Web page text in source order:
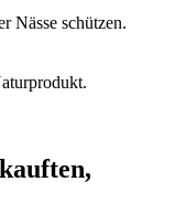
Nässe schützen.